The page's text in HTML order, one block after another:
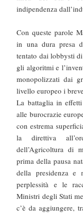
indipendenza
Con queste parole
in una dura presa
tentato dai lobbysti
gli algoritmi e
monopolizzati dai
livello europeo i
La battaglia in
alle burocrazie
con estrema
la direttiva
dell’Agricoltura di
prima della pausa
della presidenza e
perplessità e le
Ministri degli Stati
c’è da aggiungere,